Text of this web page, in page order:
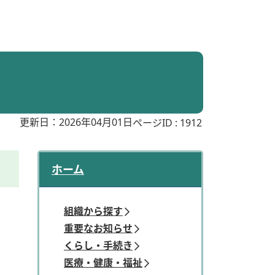
更新日：2026年04月01日ページID : 1912
ホーム
組織から探す
重要なお知らせ
くらし・手続き
医療・健康・福祉